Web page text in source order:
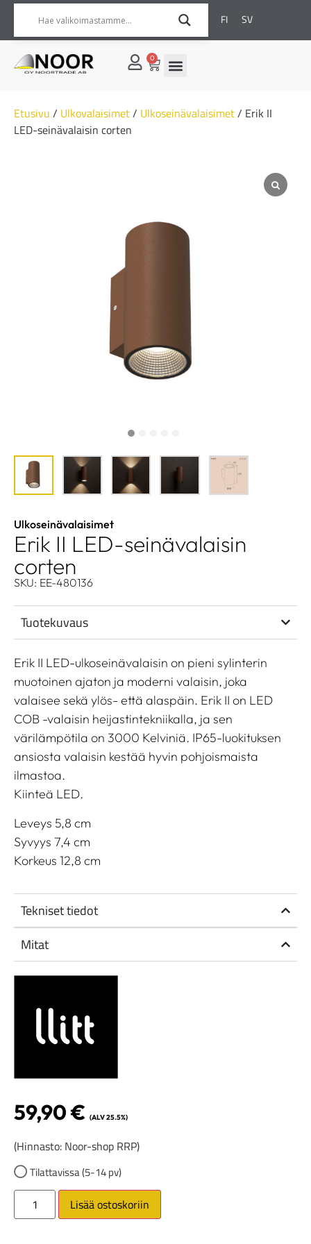
FI SV
0
Etusivu / Ulkovalaisimet/ Ulkoseinävalaisimet/ Erik II
LED-seinävalaisin corten
Ulkoseinävalaisimet
Erik II LED-seinävalaisin
corten
SKU: EE-480136
Tuotekuvaus
Erik II LED-ulkoseinävalaisin on pieni sylinterin
muotoinen ajaton ja moderni valaisin, joka
valaisee sekä ylös- että alaspäin. Erik II on LED
COB -valaisin heijastintekniikalla, ja sen
värilämpötila on 3000 Kelviniä. IP65-luokituksen
ansiosta valaisin kestää hyvin pohjoismaista
ilmastoa.
Kiinteä LED.
Leveys 5,8 cm
Syvyys 7,4 cm
Korkeus 12,8 cm
Tekniset tiedot
Mitat
59,90€ (ALV 25.5%)
(Hinnasto: Noor-shop RRP)
Tilattavissa (5-14 pv)
Lisää ostoskoriin